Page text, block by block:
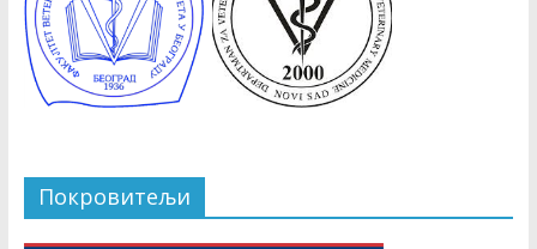
Покровитељи